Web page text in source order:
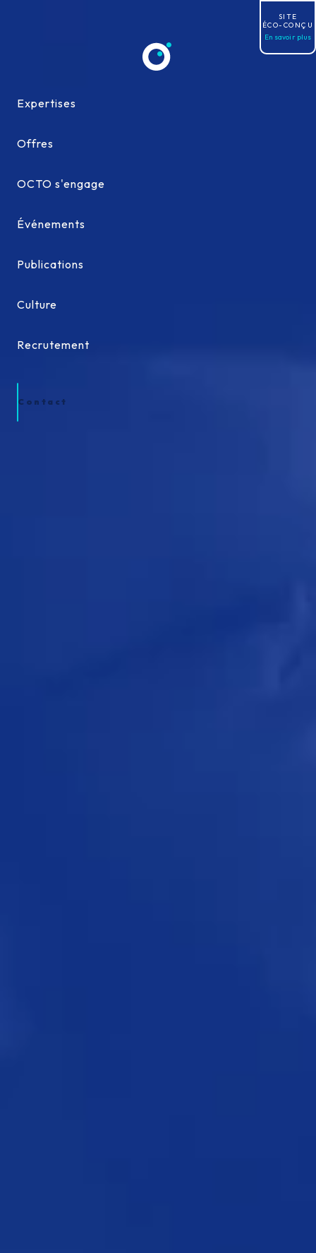
Expertises
Expertises
Offres
Offres
OCTO s'engage
OCTO s'engage
Événements
Événements
Publications
Publications
Culture
Culture
Recrutement
Recrutement
Contact
SITE
ÉCO-CONÇU
En savoir plus